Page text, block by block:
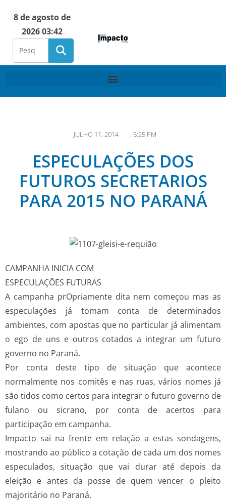
8 de agosto de
2026 03:42
JULHO 11, 2014 , 5:25 PM
ESPECULAÇÕES DOS
FUTUROS SECRETARIOS
PARA 2015 NO PARANÁ
CAMPANHA INICIA COM
ESPECULAÇÕES FUTURAS
A campanha prOpriamente dita nem começou mas as
especulações já tomam conta de determinados
ambientes, com apostas que no particular já alimentam
o ego de uns e outros cotados a integrar um futuro
governo no Paraná.
Por conta deste tipo de situação que acontece
normalmente nos comitês e nas ruas, vários nomes já
são tidos como certos para integrar o futuro governo de
fulano ou sicrano, por conta de acertos para
participação em campanha.
Impacto sai na frente em relação a estas sondagens,
mostrando ao público a cotação de cada um dos nomes
especulados, situação que vai durar até depois da
eleição e antes da posse de quem vencer o pleito
majoritário no Paraná.